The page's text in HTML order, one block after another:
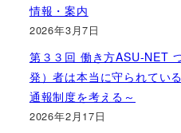
情報・案内
2026年3月7日
第３３回 働き方ASU-NET
発）者は本当に守られてい
通報制度を考える～
2026年2月17日